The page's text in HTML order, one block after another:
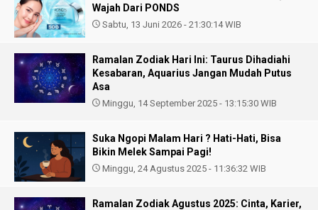
Wajah Dari PONDS
Sabtu, 13 Juni 2026 - 21:30:14 WIB
Ramalan Zodiak Hari Ini: Taurus Dihadiahi
Kesabaran, Aquarius Jangan Mudah Putus
Asa
Minggu, 14 September 2025 - 13:15:30 WIB
Suka Ngopi Malam Hari ? Hati-Hati, Bisa
Bikin Melek Sampai Pagi!
Minggu, 24 Agustus 2025 - 11:36:32 WIB
Ramalan Zodiak Agustus 2025: Cinta, Karier,